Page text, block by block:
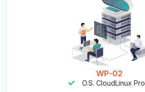
WP-02
O.S. CloudLinux Pro